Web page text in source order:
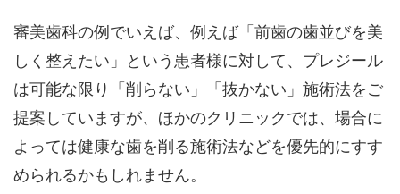
審美歯科の例でいえば、例えば「前歯の歯並びを美
しく整えたい」という患者様に対して、プレジール
は可能な限り「削らない」「抜かない」施術法をご
提案していますが、ほかのクリニックでは、場合に
よっては健康な歯を削る施術法などを優先的にすす
められるかもしれません。